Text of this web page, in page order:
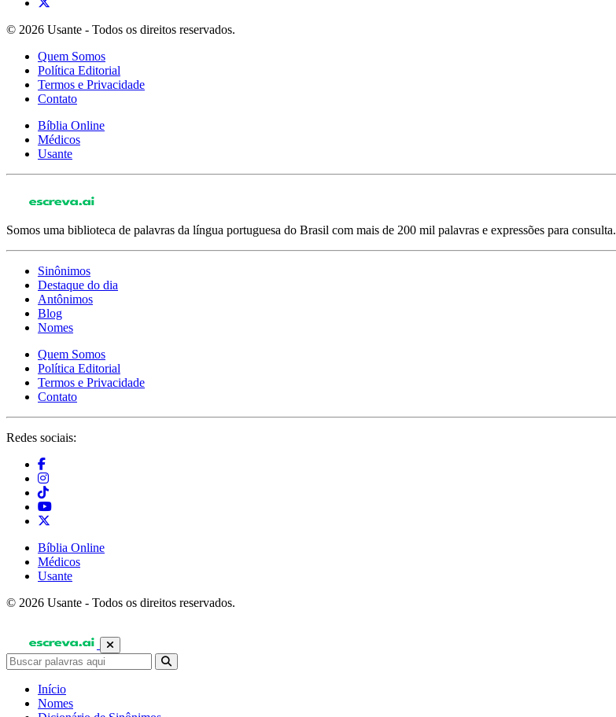
© 2026 Usante - Todos os direitos reservados.
Quem Somos
Política Editorial
Termos e Privacidade
Contato
Bíblia Online
Médicos
Usante
Somos uma biblioteca de palavras da língua portuguesa do Brasil com mais de 200 mil palavras e expressões para consulta.
Sinônimos
Destaque do dia
Antônimos
Blog
Nomes
Quem Somos
Política Editorial
Termos e Privacidade
Contato
Redes sociais:
Bíblia Online
Médicos
Usante
© 2026 Usante - Todos os direitos reservados.
Início
Nomes